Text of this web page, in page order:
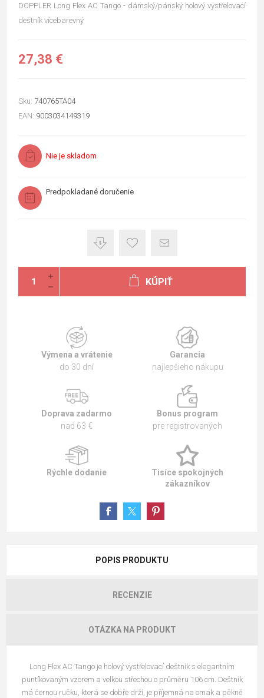
DOPPLER Long Flex AC Tango - dámský/pánský holový vystřelovací
deštník vícebarevný
27,38 €
Sku: 740765TA04
EAN: 9003034149319
Nie je skladom
Predpokladané doručenie
KÚPIŤ
Výmena a vrátenie
do 30 dní
Garancia
najlepšieho nákupu
Doprava zadarmo
nad 63 €
Bonus program
pre registrovaných
Rýchle dodanie
Tisíce spokojných
zákazníkov
POPIS PRODUKTU
RECENZIE
OTÁZKA NA PRODUKT
Long Flex AC Tango je holový vystřelovací deštník s elegantním
puntíkovaným vzorem a velkou střechou o průměru 106 cm. Deštník
má černou ručku, která se dobře drží, je příjemná na omak a pěkně